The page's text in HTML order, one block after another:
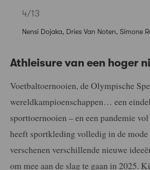
4/13
Nensi Dojaka, Dries Van Noten, Simone
Athleisure van een hoger
Voetbaltoernooien, de Olympische
wereldkampioenschappen… een
sporttoernooien – en een pandemie
heeft sportkleding volledig in de
verschenen verschillende nieuwe
om mee aan de slag te gaan in 2025.